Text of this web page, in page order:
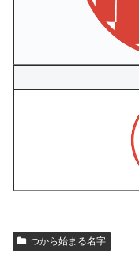
つから始まる名字